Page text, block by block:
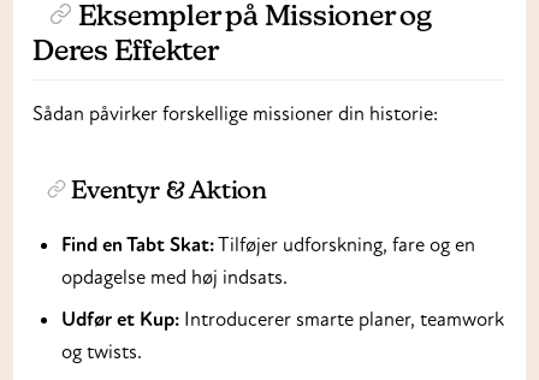
Eksempler på Missioner og
Deres Effekter
Sådan påvirker forskellige missioner din historie:
Eventyr & Aktion
Find en Tabt Skat:Tilføjer udforskning, fare og en
opdagelse med høj indsats.
Udfør et Kup:Introducerer smarte planer, teamwork
og twists.